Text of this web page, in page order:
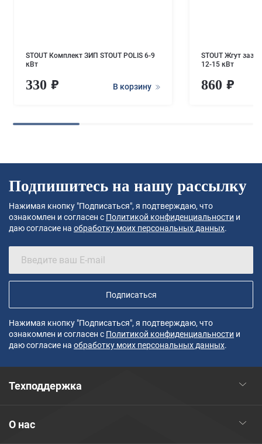
STOUT Комплект ЗИП STOUT POLIS 6-9
кВт
330 В корзину
STOUT Жгут
12-15 кВт
860
Подпишитесь на нашу рассылку
Нажимая кнопку "Подписаться", я подтверждаю, что
ознакомлен и согласен с Политикой конфиденциальности и
даю согласие на обработку моих персональных данных.
Подписаться
Нажимая кнопку "Подписаться", я подтверждаю, что
ознакомлен и согласен с Политикой конфиденциальности и
даю согласие на обработку моих персональных данных.
О нас
Техподдержка